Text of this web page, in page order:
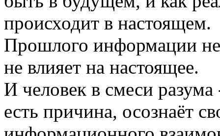
происходит в настоящем.
Прошлого информации не
не влияет на настоящее.
И человек в смеси разума
есть причина, осознаёт